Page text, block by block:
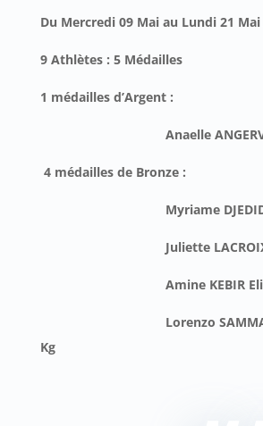
Du Mercredi 09 Mai au Lundi 21 Mai
9 Athlètes : 5 Médailles
1 médailles d’Argent :
Anaelle
4 médailles de Bronze :
Myriame
Juliette
Amine KEBIR Elite
Lorenzo
Kg